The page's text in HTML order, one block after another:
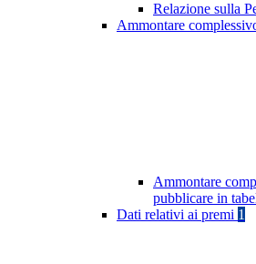
Relazione sulla
Ammontare
Ammontare
pubblicare in
Dati relativi ai premi 1